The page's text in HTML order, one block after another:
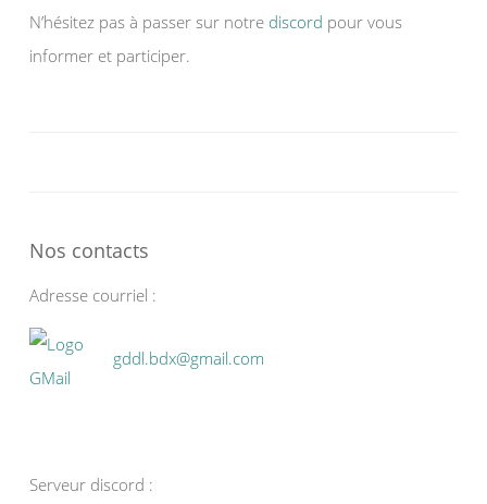
N’hésitez pas à passer sur notre discord pour vous
informer et participer.
Nos contacts
Adresse courriel :
gddl.bdx@gmail.com
Serveur discord :